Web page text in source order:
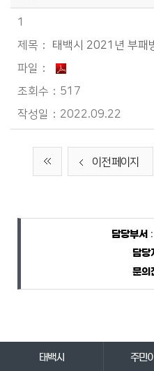
1
태백시 2021년 부패
517
2022.09.22
이전 페이지
담당자 정보
담당부서
담당
문의
태백시 주민